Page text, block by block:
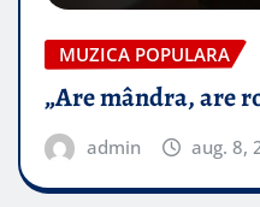
MUZICA POPULARA
„Are mândra, are
admin aug. 8,